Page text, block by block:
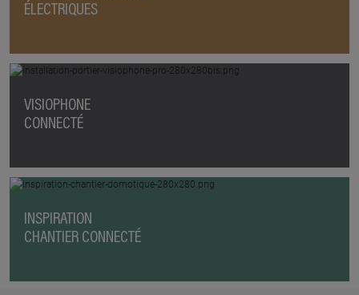
ÉLECTRIQUES
VISIOPHONE
CONNECTÉ
INSPIRATION
CHANTIER CONNECTÉ